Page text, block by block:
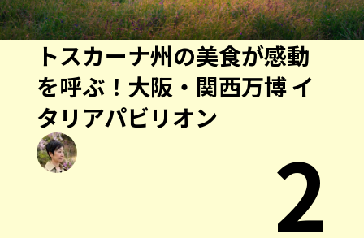
トスカーナ州の美食が感動
を呼ぶ！大阪・関西万博 イ
タリアパビリオン
2